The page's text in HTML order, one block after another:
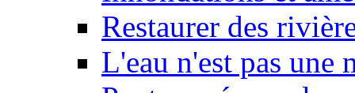
Restaurer des
L'eau n'est pas une